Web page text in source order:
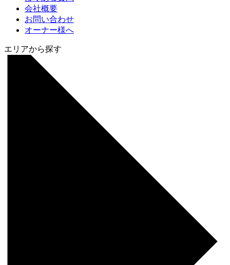
会社概要
お問い合わせ
オーナー様へ
エリアから探す